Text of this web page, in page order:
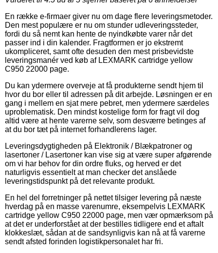
En række e-firmaer giver nu om dage flere leveringsmetoder.
Den mest populære er nu om stunder udleveringssteder,
fordi du så nemt kan hente de nyindkøbte varer når det
passer ind i din kalender. Fragtformen er jo ekstremt
ukompliceret, samt ofte desuden den mest prisbevidste
leveringsmanér ved køb af LEXMARK cartridge yellow
C950 22000 page.
Du kan ydermere overveje at få produkterne sendt hjem til
hvor du bor eller til adressen på dit arbejde. Løsningen er en
gang i mellem en sjat mere pebret, men ydermere særdeles
uproblematisk. Den mindst kostelige form for fragt vil dog
altid være at hente varerne selv, som desværre betinges af
at du bor tæt på internet forhandlerens lager.
Leveringsdygtigheden på Elektronik / Blækpatroner og
lasertoner / Lasertoner kan vise sig at være super afgørende
om vi har behov for din ordre fluks, og herved er det
naturligvis essentielt at man checker det anslåede
leveringstidspunkt på det relevante produkt.
En hel del forretninger på nettet tilsiger levering på næste
hverdag på en masse varenumre, eksempelvis LEXMARK
cartridge yellow C950 22000 page, men vær opmærksom på
at det er underforstået at der bestilles tidligere end et aftalt
klokkeslæt, sådan at de sandsynligvis kan nå at få varerne
sendt afsted forinden logistikpersonalet har fri.